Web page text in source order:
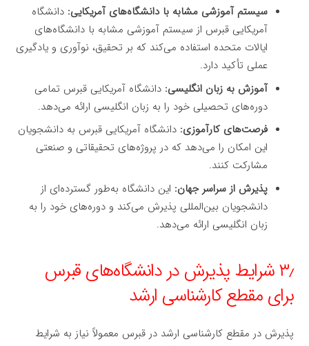
سیستم آموزشی مشابه با دانشگاه‌های آمریکایی: دانشگاه
آمریکایی قبرس از سیستم آموزشی مشابه با دانشگاه‌های
ایالات متحده استفاده می‌کند که بر تحقیق، نوآوری و یادگیری
عملی تأکید دارد.
آموزش به زبان انگلیسی: دانشگاه آمریکایی قبرس تمامی
دوره‌های تحصیلی خود را به زبان انگلیسی ارائه می‌دهد.
فرصت‌های کارآموزی: دانشگاه آمریکایی قبرس به دانشجویان
این امکان را می‌دهد که در پروژه‌های تحقیقاتی و صنعتی
مشارکت کنند.
پذیرش از سراسر جهان: این دانشگاه به‌طور گسترده‌ای از
دانشجویان بین‌المللی پذیرش می‌کند و دوره‌های خود را به
زبان انگلیسی ارائه می‌دهد.
۳٫ شرایط پذیرش در دانشگاه‌های قبرس
برای مقطع کارشناسی ارشد
پذیرش در مقطع کارشناسی ارشد در قبرس معمولاً نیاز به شرایط